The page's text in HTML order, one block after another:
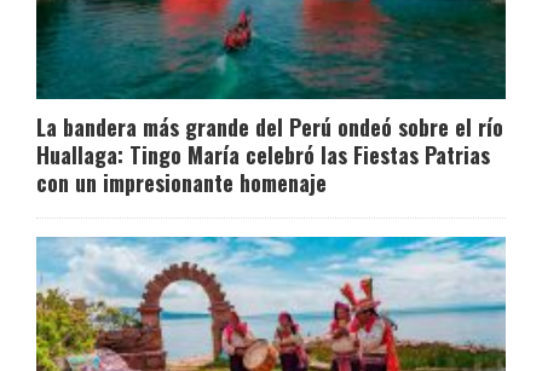
La bandera más grande del Perú ondeó sobre el río
Huallaga: Tingo María celebró las Fiestas Patrias
con un impresionante homenaje